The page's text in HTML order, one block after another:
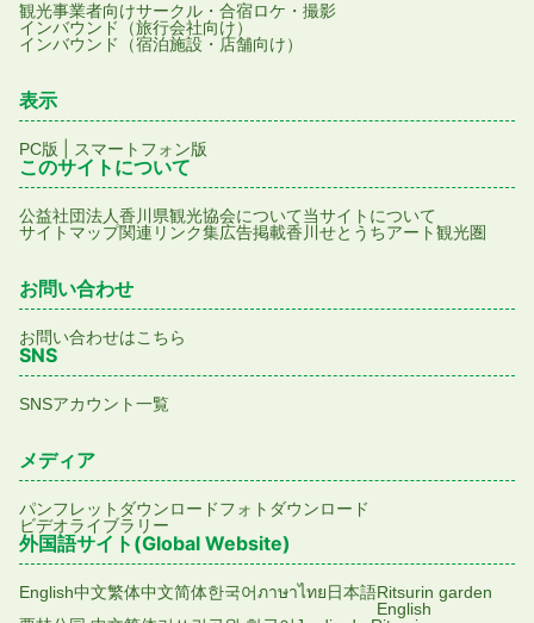
観光事業者向けサークル・合宿ロケ・撮影
インバウンド（旅行会社向け）
インバウンド（宿泊施設・店舗向け）
表示
PC版 スマートフォン版
このサイトについて
公益社団法人香川県観光協会について当サイトについて
サイトマップ関連リンク集広告掲載香川せとうちアート観光圏
お問い合わせ
お問い合わせはこちら
SNS
SNSアカウント一覧
メディア
パンフレットダウンロードフォトダウンロード
ビデオライブラリー
外国語サイト(Global Website)
English中文繁体中文简体한국어ภาษาไทย日本語Ritsurin garden
English